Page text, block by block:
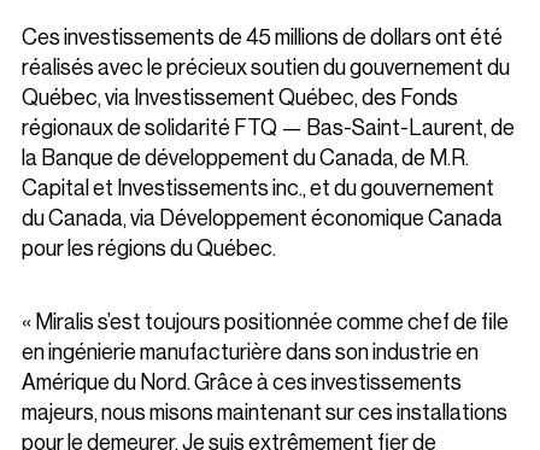
Ces investissements de 45 millions de dollars ont été
réalisés avec le précieux soutien du gouvernement du
Québec, via Investissement Québec, des Fonds
régionaux de solidarité FTQ — Bas-Saint-Laurent, de
la Banque de développement du Canada, de M.R.
Capital et Investissements inc., et du gouvernement
du Canada, via Développement économique Canada
pour les régions du Québec.
« Miralis s’est toujours positionnée comme chef de file
en ingénierie manufacturière dans son industrie en
Amérique du Nord. Grâce à ces investissements
majeurs, nous misons maintenant sur ces installations
pour le demeurer. Je suis extrêmement fier de